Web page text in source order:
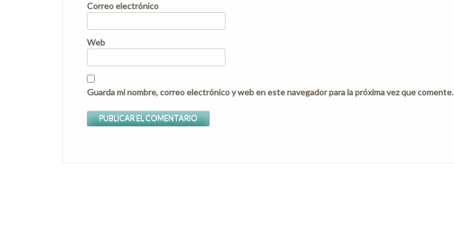
Correo electrónico
Web
Guarda mi nombre, correo electrónico y web en este navegador para la próxima vez que comente.